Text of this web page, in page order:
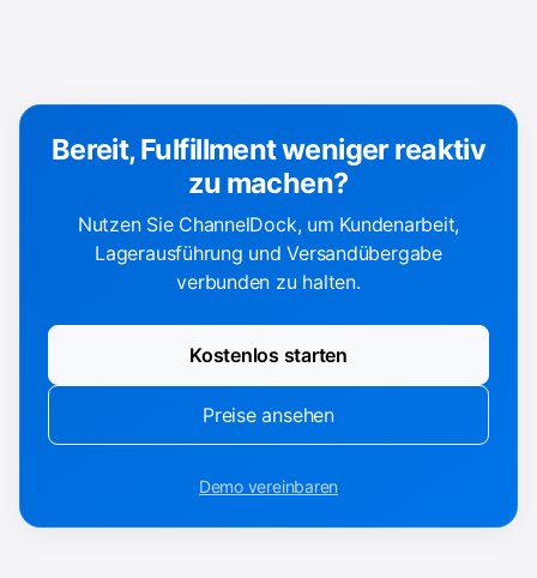
Bereit, Fulfillment weniger reaktiv
zu machen?
Nutzen Sie ChannelDock, um Kundenarbeit,
Lagerausführung und Versandübergabe
verbunden zu halten.
Kostenlos starten
Preise ansehen
Demo vereinbaren